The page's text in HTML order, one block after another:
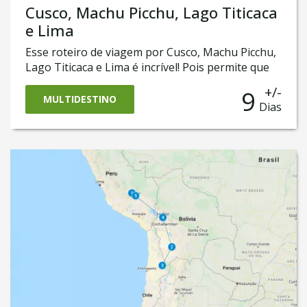
Cusco, Machu Picchu, Lago Titicaca
e Lima
Esse roteiro de viagem por Cusco, Machu Picchu,
Lago Titicaca e Lima é incrível! Pois permite que
você conheça o melhor da cidade de Cusco, seu
Vale Sagrado e as majestosas ruínas da cidade
perdida de Machu Picchu. Esse tour de nove dias
também passa por Puno, uma cidade que fica às
E para fechar com chave de ouro, chegamos a
Lima, a capital peruana que, entre outras
atrações, tem hoje uma das mais prestigiadas
gastronomias do mundo!
MULTIDESTINO 9 +/-
Dias